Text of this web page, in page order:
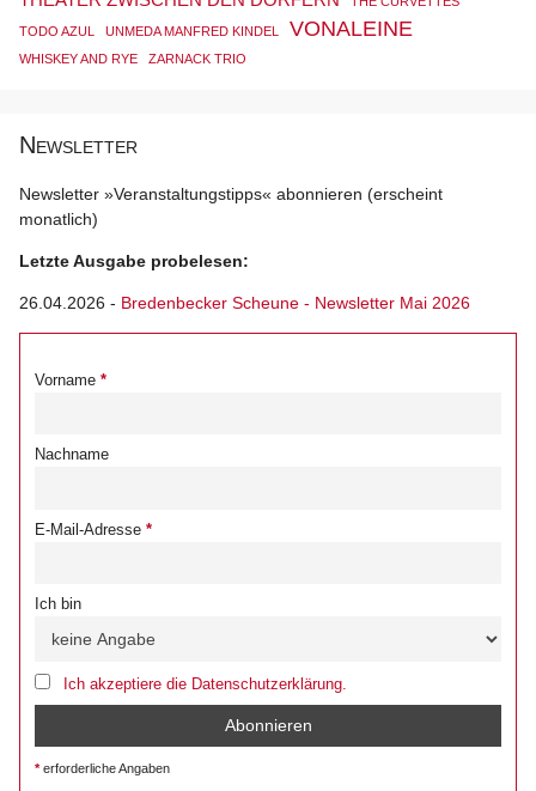
TODO AZUL UNMEDA MANFRED KINDEL VONALEINE
WHISKEY AND RYE ZARNACK TRIO
Newsletter
Newsletter »Veranstaltungstipps« abonnieren (erscheint
monatlich)
Letzte Ausgabe probelesen:
26.04.2026 - Bredenbecker Scheune - Newsletter Mai 2026
Vorname
Nachname
E-Mail-Adresse
Ich bin
Ich akzeptiere die Datenschutzerklärung.
erforderliche Angaben